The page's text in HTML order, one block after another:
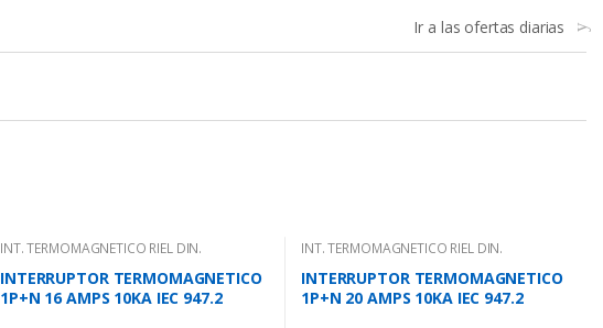
Ir a las ofertas diarias
INT. TERMOMAGNETICO RIEL DIN.
INTERRUPTOR TERMOMAGNETICO
1P+N 16 AMPS 10KA IEC 947.2
INT. TERMOMAGNETICO RIEL DIN.
INTERRUPTOR TERMOMAGNETICO
1P+N 20 AMPS 10KA IEC 947.2